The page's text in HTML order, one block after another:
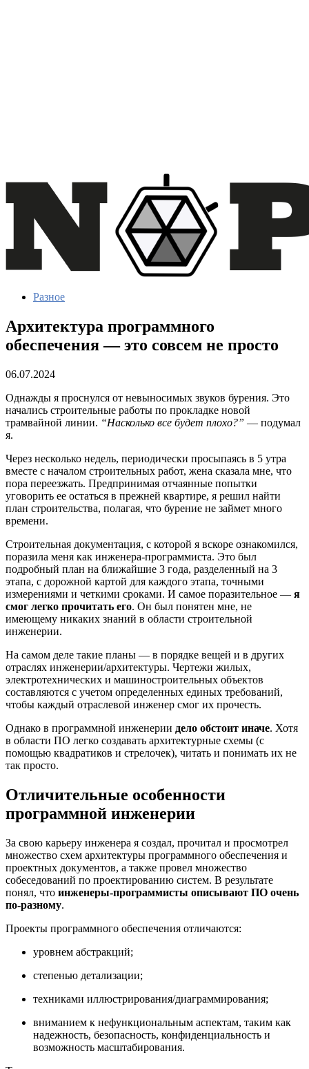
Разное
Архитектура программного
обеспечения — это совсем не просто
06.07.2024
Однажды я проснулся от невыносимых звуков бурения. Это
начались строительные работы по прокладке новой
трамвайной линии. “Насколько все будет плохо?” — подумал
я.
Через несколько недель, периодически просыпаясь в 5 утра
вместе с началом строительных работ, жена сказала мне, что
пора переезжать. Предпринимая отчаянные попытки
уговорить ее остаться в прежней квартире, я решил найти
план строительства, полагая, что бурение не займет много
времени.
Строительная документация, с которой я вскоре ознакомился,
поразила меня как инженера-программиста. Это был
подробный план на ближайшие 3 года, разделенный на 3
этапа, с дорожной картой для каждого этапа, точными
измерениями и четкими сроками. И самое поразительное — я
смог легко прочитать его. Он был понятен мне, не
имеющему никаких знаний в области строительной
инженерии.
На самом деле такие планы — в порядке вещей и в других
отраслях инженерии/архитектуры. Чертежи жилых,
электротехнических и машиностроительных объектов
составляются с учетом определенных единых требований,
чтобы каждый отраслевой инженер смог их прочесть.
Однако в программной инженерии дело обстоит иначе. Хотя
в области ПО легко создавать архитектурные схемы (с
помощью квадратиков и стрелочек), читать и понимать их не
так просто.
Отличительные особенности
программной инженерии
За свою карьеру инженера я создал, прочитал и просмотрел
множество схем архитектуры программного обеспечения и
проектных документов, а также провел множество
собеседований по проектированию систем. В результате
понял, что инженеры-программисты описывают ПО очень
по-разному.
Проекты программного обеспечения отличаются:
уровнем абстракций;
степенью детализации;
техниками иллюстрирования/диаграммирования;
вниманием к нефункциональным аспектам, таким как
надежность, безопасность, конфиденциальность и
возможность масштабирования.